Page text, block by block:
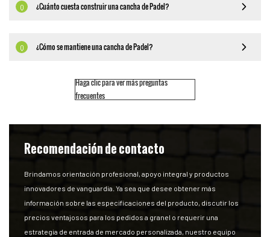
Q ¿Cuánto cuesta construir una cancha de Padel?
Q ¿Cómo se mantiene una cancha de Padel?
Haga clic para ver más preguntas
frecuentes
Recomendación de contacto
Brindamos orientación profesional, apoyo integral y productos
innovadores de vanguardia. Ya sea que desee obtener más
información sobre las especificaciones del producto, discutir los
precios ventajosos para los pedidos a granel o requerir una
estrategia de entrada de mercado personalizada, nuestro equipo